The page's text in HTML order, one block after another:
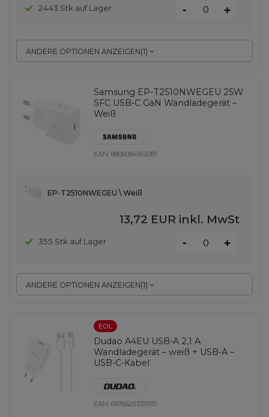
ANDERE OPTIONEN ANZEIGEN(1)
2443 Stk auf Lager - +
Samsung EP-T2510NWEGEU 25W
SFC USB-C GaN Wandladegerät –
Weiß
EAN:8806094912081
ANDERE OPTIONEN ANZEIGEN(1)
EP-T2510NWEGEU \ Weiß
13,72 EUR inkl. MwSt
355 Stk auf Lager - +
EOL
Dudao A4EU USB-A 2,1 A
Wandladegerät – weiß + USB-A –
USB-C-Kabel
EAN:6976625331970